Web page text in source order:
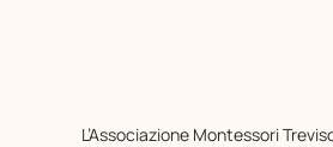
L’Associazione Montessori